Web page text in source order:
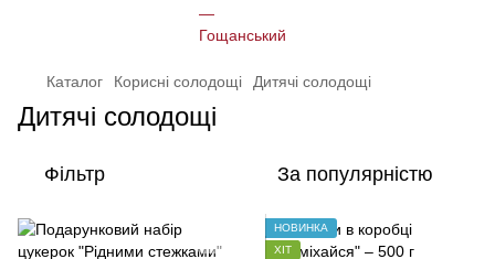
Каталог Корисні солодощі Дитячі солодощі
Дитячі солодощі
Фільтр За популярністю
НОВИНКА
ХІТ